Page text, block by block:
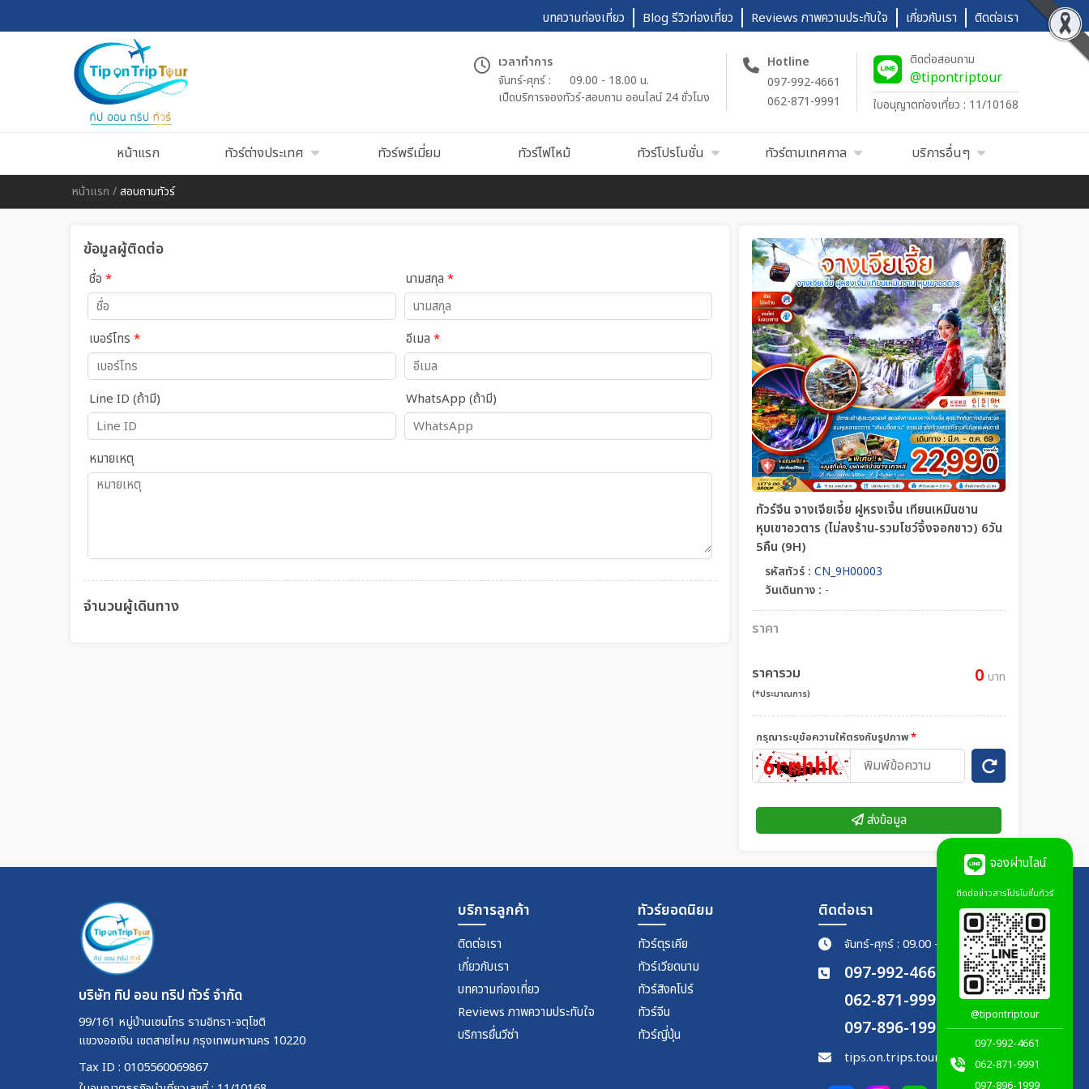
บทความท่องเที่ยว Blog รีวิวท่องเที่ยว Reviews ภาพความประทับใจ เกี่ยวกับเรา ติดต่อเรา
เวลาทำการ
จันทร์-ศุกร์ :
09.00 - 18.00 น.
เปืดบริการจองทัวร์-สอบถาม ออนไลน์ 24 ชั่วโมง
Hotline
097-992-4661
062-871-9991
ติดต่อสอบถาม
@tipontriptour
ใบอนุญาตท่องเที่ยว : 11/10168
หน้าแรก ทัวร์ต่างประเทศ ทัวร์พรีเมี่ยม ทัวร์ไฟไหม้ ทัวร์โปรโมชั่น ทัวร์ตามเทศกาล บริการอื่นๆ
หน้าแรก /สอบถามทัวร์
ข้อมูลผู้ติดต่อ
ชื่อ * นามสกุล *
เบอร์โทร * อีเมล *
Line ID (ถ้ามี) WhatsApp (ถ้ามี)
หมายเหตุ
จำนวนผู้เดินทาง
ทัวร์จีน จางเจียเจี้ย ฝูหรงเจิ้น เทียนเหมินซาน
หุบเขาอวตาร (ไม่ลงร้าน-รวมโชว์จิ้งจอกขาว) 6วัน
5คืน (9H)
รหัสทัวร์ : CN_9H00003
วันเดินทาง : -
ราคา
ราคารวม
(*ประมาณการ)
0 บาท
กรุณาระบุข้อความให้ตรงกับรูปภาพ*
ส่งข้อมูล
บริษัท ทิป ออน ทริป ทัวร์ จำกัด
99/161 หมู่บ้านเซนโทร รามอิทรา-จตุโชติ
แขวงออเงิน เขตสายไหม กรุงเทพมหานคร 10220
Tax ID : 0105560069867
บริการลูกค้า
ติดต่อเรา
เกี่ยวกับเรา
บทความท่องเที่ยว
Reviews ภาพความประทับใจ
บริการยื่นวีซ่า
ทัวร์ยอดนิยม
ทัวร์ตุรเคีย
ทัวร์เวียดนาม
ทัวร์สิงคโปร์
ทัวร์จีน
ทัวร์ญี่ปุ่น
ติดต่อเรา
จันทร์-ศุกร์ : 09.00 - 18.00 น.
097-992-4661
062-871-9991
097-896-1999
tips.on.trips.tour@gmail.com
จองผ่านไลน์
ติดต่อข่าวสารโปรโมชั่นทัวร์
@tipontriptour
097-992-4661
062-871-9991
097-896-1999